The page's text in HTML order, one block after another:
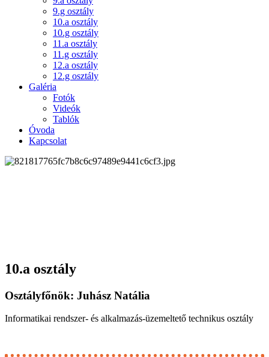
9.g osztály
10.a osztály
10.g osztály
11.a osztály
11.g osztály
12.a osztály
12.g osztály
Galéria
Fotók
Videók
Tablók
Óvoda
Kapcsolat
10.a osztály
Osztályfőnök: Juhász Natália
Informatikai rendszer- és alkalmazás-üzemeltető technikus osztály